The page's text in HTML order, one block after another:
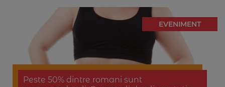
EVENIMENT
Peste 50% dintre romani sunt